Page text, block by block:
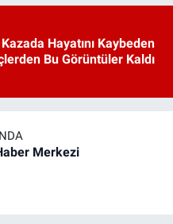
Hayatını Kaybeden
Bu Görüntüler Kaldı
Merkezi